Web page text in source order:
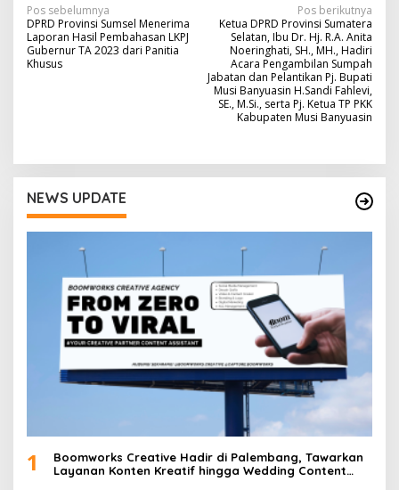
N
a
v
s
i
p
o
Pos sebelumnya
DPRD Provinsi Sumsel Menerima
Laporan Hasil Pembahasan LKPJ
Gubernur TA 2023 dari Panitia
Khusus
Pos berikutnya
Ketua DPRD Provinsi Sumatera
Selatan, Ibu Dr. Hj. R.A. Anita
Noeringhati, SH., MH., Hadiri
Acara Pengambilan Sumpah
Jabatan dan Pelantikan Pj. Bupati
Musi Banyuasin H.Sandi Fahlevi,
SE., M.Si., serta Pj. Ketua TP PKK
Kabupaten Musi Banyuasin
NEWS UPDATE
1
Boomworks Creative Hadir di Palembang, Tawarkan
Layanan Konten Kreatif hingga Wedding Content